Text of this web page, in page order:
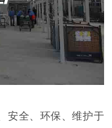
安全、环保、维护于